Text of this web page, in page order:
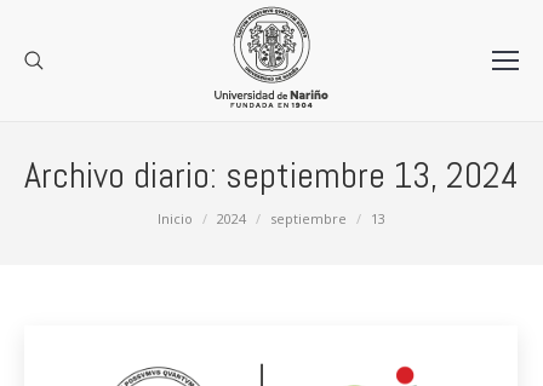
Archivo diario: septiembre 13, 2024
Inicio 2024 septiembre 13